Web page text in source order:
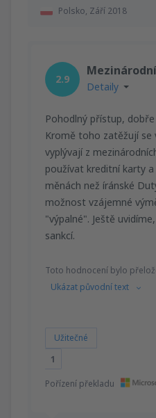
Polsko, Září 2018
2.9
Detaily
Pohodlný přístup,
Kromě toho zatěžují se
vyplývají z
používat kreditní karty
měnách než íránské
možnost vzájemné
"výpalné". Ještě
sankcí.
Toto hodnocení bylo
Ukázat původní text
Užitečné
1
Pořízení překladu